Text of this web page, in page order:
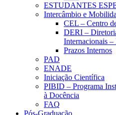
ESTUDANTES
Intercâmbio e
CEL – Centro
DERI –
Internacionais –
Prazos Internos
PAD
ENADE
Iniciação Científica
PIBID – Programa
à Docência
FAQ
Pós-Graduação